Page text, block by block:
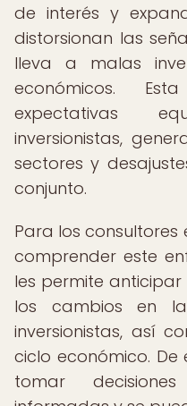
de interés y
distorsionan las
lleva a malas
económicos.
expectativas
inversionistas,
sectores y
conjunto.
Para los consultores
comprender este
les permite
los cambios en
inversionistas, así
ciclo económico.
tomar